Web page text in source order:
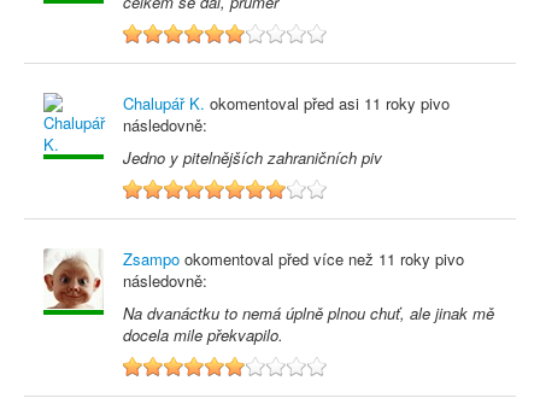
6
Chalupář K. okomentoval před asi 11 roky pivo
následovně:
Jedno y pitelnějších zahraničních piv
8
Zsampo okomentoval před více než 11 roky pivo
následovně:
Na dvanáctku to nemá úplně plnou chuť, ale jinak mě
docela mile překvapilo.
6